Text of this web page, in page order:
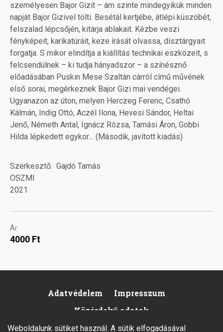
személyesen Bajor Gizit – ám szinte mindegyikük minden
napját Bajor Gizivel tölti. Besétál kertjébe, átlépi küszöbét,
felszalad lépcsőjén, kitárja ablakait. Kézbe veszi
fényképeit, karikatúráit, keze írását olvassa, dísztárgyait
forgatja. S mikor elindítja a kiállítás technikai eszközeit, s
felcsendülnek – ki tudja hányadszor – a színésznő
előadásában Puskin Mese Szaltán cárról című művének
első sorai, megérkeznek Bajor Gizi mai vendégei.
Ugyanazon az úton, melyen Herczeg Ferenc, Csathó
Kálmán, Indig Ottó, Aczél Ilona, Hevesi Sándor, Heltai
Jenő, Németh Antal, Ignácz Rózsa, Tamási Áron, Gobbi
Hilda lépkedett egykor… (Második, javított kiadás)
Szerkesztő Gajdó Tamás
OSZMI
2021
Ár
4000 Ft
Footer
Adatvédelem
Impresszum
Közérdekű adatok
Weboldalunk sütiket használ. A sütik elfogadásával